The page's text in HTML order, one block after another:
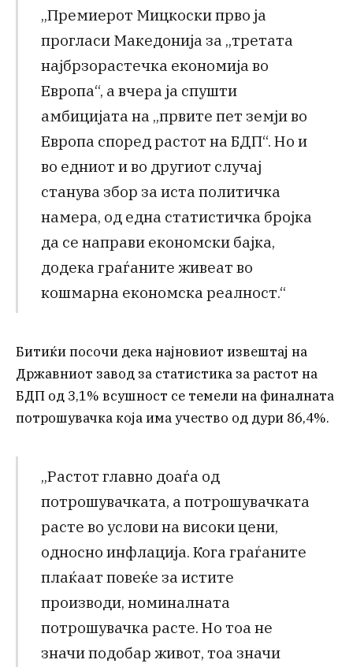
„Премиерот Мицкоски прво ја
прогласи Македонија за „третата
најбрзорастечка економија во
Европа“, а вчера ја спушти
амбицијата на „првите пет земји во
Европа според растот на БДП“. Но и
во едниот и во другиот случај
станува збор за иста политичка
намера, од една статистичка бројка
да се направи економски бајка,
додека граѓаните живеат во
кошмарна економска реалност.“
Битиќи посочи дека најновиот извештај на
Државниот завод за статистика за растот на
БДП од 3,1% всушност се темели на финалната
потрошувачка која има учество од дури 86,4%.
„Растот главно доаѓа од
потрошувачката, а потрошувачката
расте во услови на високи цени,
односно инфлација. Кога граѓаните
плаќаат повеќе за истите
производи, номиналната
потрошувачка расте. Но тоа не
значи подобар живот, тоа значи